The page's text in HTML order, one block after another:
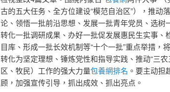
古的五大任务、全方位建设“模范自治区”），推动
论、领悟一批前沿思想、发展一批青年党员、选树
转化一批调研成果、办好一批促发展惠民生实事
目库、形成一批长效机制等“十个一批”重点举措，
转化为坚定理想、锤炼党性和指导实践、推动“三
区、牧民）工作的强大力量包養網排名 。要主动担
顾，加强宣传引导，抓出成效、抓出亮点。